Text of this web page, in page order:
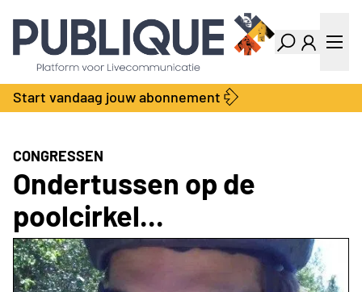
Industry Dashboard
Vacatures
Kalender
Producten
Bedrijvengids
Locatie Finder
Contact
Over ons
Adverteren
Abonnementen
Start vandaag jouw abonnement
CONGRESSEN
Ondertussen op de
poolcirkel...